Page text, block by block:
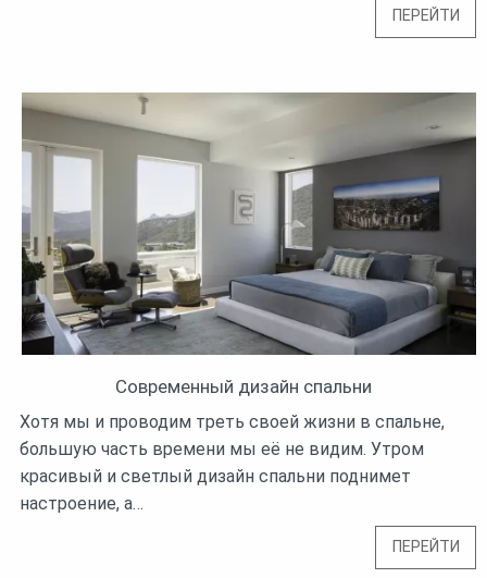
ПЕРЕЙТИ
Современный дизайн спальни
Хотя мы и проводим треть своей жизни в спальне,
большую часть времени мы её не видим. Утром
красивый и светлый дизайн спальни поднимет
настроение, а…
ПЕРЕЙТИ